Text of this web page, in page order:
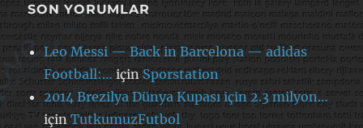
SON YORUMLAR
Leo Messi — Back in Barcelona — adidas
Football:…içinSporstation
2014 Brezilya Dünya Kupası için 2.3 milyon…
içinTutkumuzFutbol